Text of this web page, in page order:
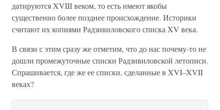
датируются XVIII веком, то есть имеют якобы
существенно более позднее происхождение. Историки
считают их копиями Радзивиловского списка XV века.
В связи с этим сразу же отметим, что до нас почему-то не
дошли промежуточные списки Радзивиловской летописи.
Спрашивается, где же ее списки, сделанные в XVI–XVII
веках?